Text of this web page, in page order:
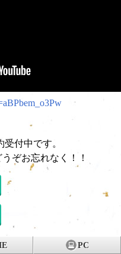
付中です。
ぞお忘れなく！！
PC